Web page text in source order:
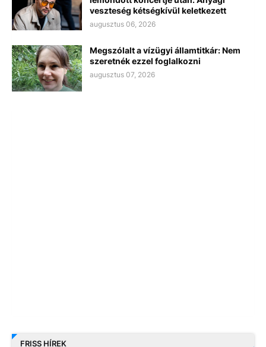
veszteség kétségkívül keletkezett
augusztus 06, 2026
Megszólalt a vízügyi államtitkár: Nem
szeretnék ezzel foglalkozni
augusztus 07, 2026
FRISS HÍREK